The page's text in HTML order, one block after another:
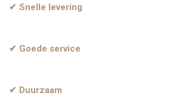
✔ Snelle levering
✔ Goede service
✔ Duurzaam